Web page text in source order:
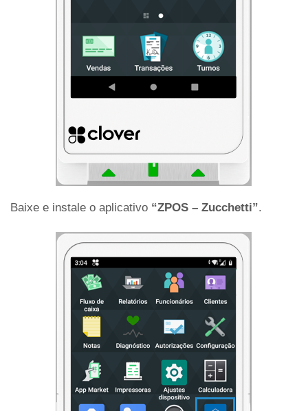
Baixe e instale o aplicativo “ZPOS – Zucchetti”.